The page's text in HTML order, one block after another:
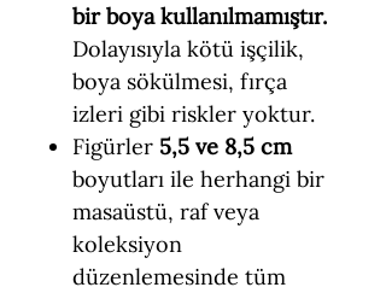
bir boya kullanılmamıştır.
Dolayısıyla kötü işçilik,
boya sökülmesi, fırça
izleri gibi riskler yoktur.
Figürler 5,5 ve 8,5 cm
boyutları ile herhangi bir
masaüstü, raf veya
koleksiyon
düzenlemesinde tüm